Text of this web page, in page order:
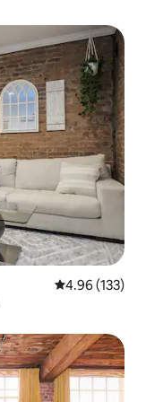
5 ರಲ್ಲಿ 4.96
4.96 (133)